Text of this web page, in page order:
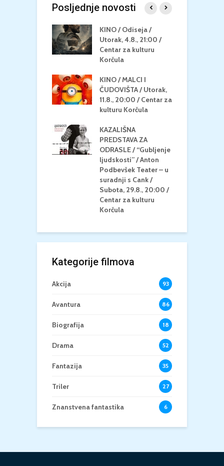
Posljednje novosti
KINO / Odiseja /
Utorak, 4.8., 21:00 /
Centar za kulturu
Korčula
KINO / MALCI I
ČUDOVIŠTA / Utorak,
11.8., 20:00 / Centar za
kulturu Korčula
KAZALIŠNA
PREDSTAVA ZA
ODRASLE / “Gubljenje
ljudskosti” / Anton
Podbevšek Teater – u
suradnji s Cank /
Subota, 29.8., 20:00 /
Centar za kulturu
Korčula
Kategorije filmova
Akcija 93
Avantura 86
Biografija 18
Drama 52
Fantazija 35
Triler 27
Znanstvena fantastika 6